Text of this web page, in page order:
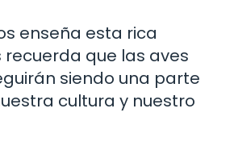
enseña esta rica
recuerda que las aves
siendo una parte
cultura y nuestro